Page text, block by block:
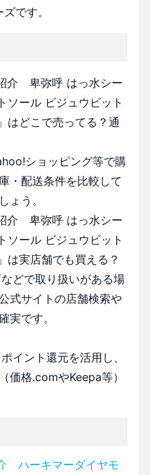
です。
介 卑弥呼 はっ水シー
ソール ビジュウビット
はどこで売ってる？通
ショッピング等で購
・配送条件を比較して
ょう。
介 卑弥呼 はっ水シー
ソール ビジュウビット
は実店舗でも買える？
どで取り扱いがある場
式サイトの店舗検索や
実です。
イント還元を活用し、
価格.comやKeepa等）
ハーキマーダイヤモ